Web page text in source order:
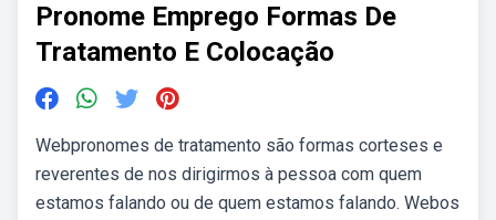
Pronome Emprego Formas De
Tratamento E Colocação
Webpronomes de tratamento são formas corteses e
reverentes de nos dirigirmos à pessoa com quem
estamos falando ou de quem estamos falando. Webos